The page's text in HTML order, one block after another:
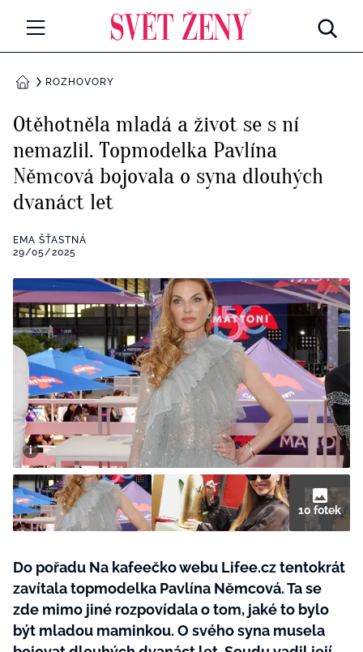
Všechny kategorie
Rozhovory
RETROHUBKY
PSYCHOLOGIE
Seberozvoj
ZDRAVÍ
Životní styl
ZÁBAVA
Všechny kategorie
Testy a kvízy
BYDLENÍ
Všechny kategorie
Tvoření
Rady a tipy
BurdaMedia
Extra
SVĚT ŽENY - 599 KČ
ROČNÍ PŘEDPLATNÉ SVĚT ŽENY +
SADA PRODUKTŮ MANA (10 ks)
DOMŮROZHOVORY
Otěhotněla mladá a život se s ní
nemazlil. Topmodelka Pavlína
Němcová bojovala o syna dlouhých
dvanáct let
EMA ŠŤASTNÁ
29/05/2025
10 fotek
Do pořadu Na kafeečko webu Lifee.cz tentokrát
zavítala topmodelka Pavlína Němcová. Ta se
zde mimo jiné rozpovídala o tom, jaké to bylo
být mladou maminkou. O svého syna musela